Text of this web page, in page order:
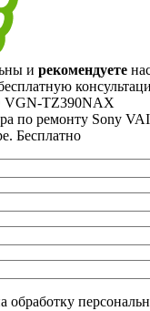
и рекомендуете
VGN-TZ390NAX
по ремонту Sony
Бесплатно
обработку